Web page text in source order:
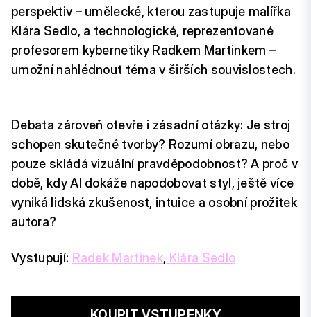
perspektiv – umělecké, kterou zastupuje malířka
Klára Sedlo, a technologické, reprezentované
profesorem kybernetiky Radkem Martinkem –
umožní nahlédnout téma v širších souvislostech.
Debata zároveň otevře i zásadní otázky: Je stroj
schopen skutečné tvorby? Rozumí obrazu, nebo
pouze skládá vizuální pravděpodobnost? A proč v
době, kdy AI dokáže napodobovat styl, ještě více
vyniká lidská zkušenost, intuice a osobní prožitek
autora?
Vystupují: Radek Martinek, Klára Sedlo